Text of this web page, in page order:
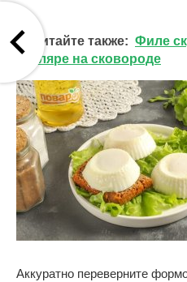
Читайте также: Филе
кляре на сковороде
Аккуратно переверните